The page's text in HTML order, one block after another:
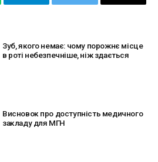
Telegram Twitter Email
Зуб, якого немає: чому порожнє місце
в роті небезпечніше, ніж здається
Висновок про доступність медичного
закладу для МГН